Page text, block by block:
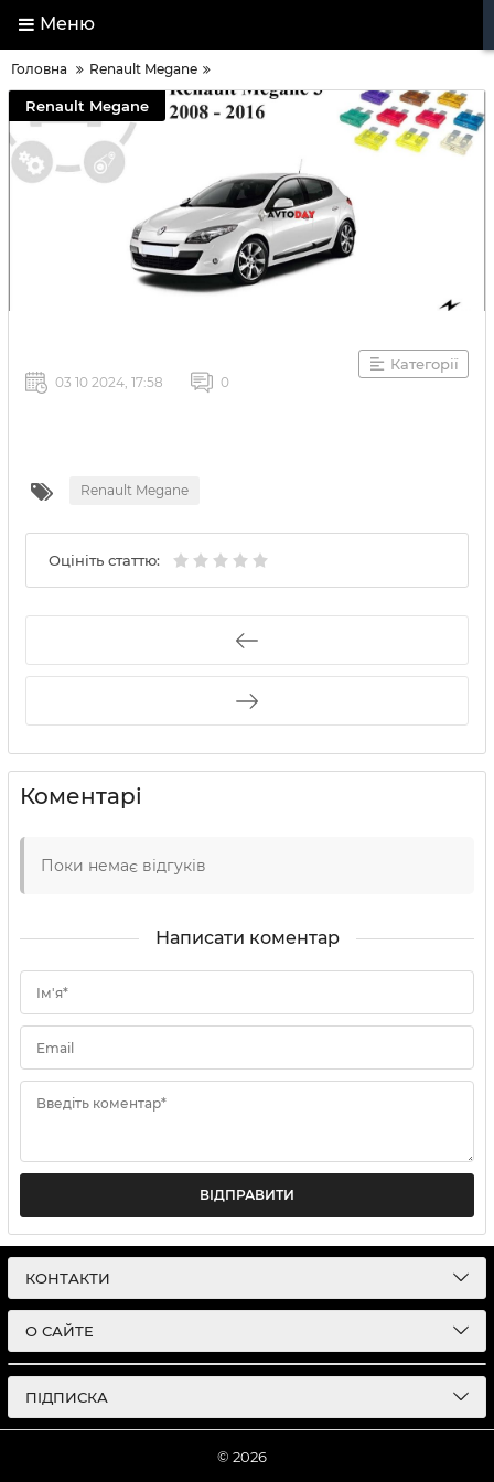
Меню
Головна Renault Megane
Renault Megane
Категорії
03 10 2024, 17:58 0
Renault Megane
Оцініть статтю:
Коментарі
Поки немає відгуків
Написати коментар
Ім'я*
Email
Введіть коментар*
ВІДПРАВИТИ
КОНТАКТИ
О САЙТЕ
ПІДПИСКА
© 2026